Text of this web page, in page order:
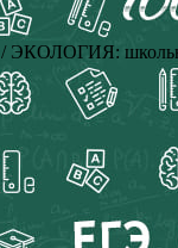
/ ЭКОЛОГИЯ: